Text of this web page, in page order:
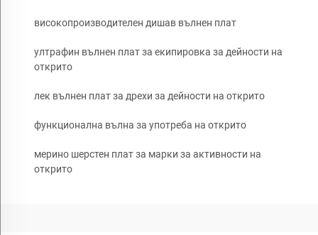
високопроизводителен дишав вълнен плат
ултрафин вълнен плат за екипировка за дейности на
открито
лек вълнен плат за дрехи за дейности на открито
функционална вълна за употреба на открито
мерино шерстен плат за марки за активности на
открито